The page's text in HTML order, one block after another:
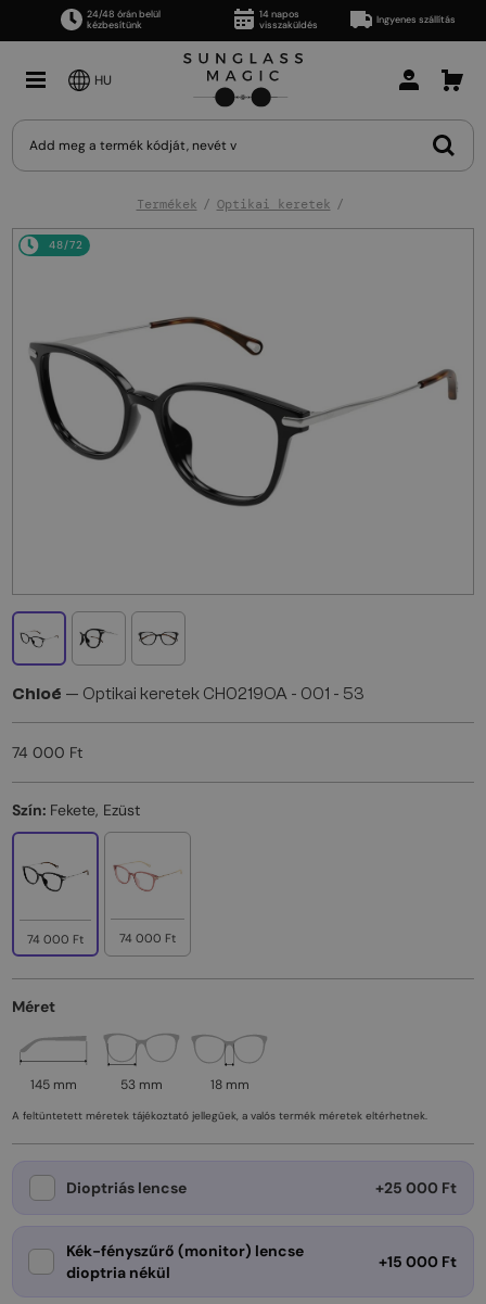
24/48 órán belül
kézbesítünk
14 napos
visszaküldés
Ingyenes szállítás
HU
Termékek Optikai keretek
48/72
Chloé — Optikai keretek CH0219OA - 001 - 53
74 000 Ft
Szín: Fekete, Ezüst
74 000 Ft 74 000 Ft
Méret
145 mm 53 mm 18 mm
A feltüntetett méretek tájékoztató jellegűek, a valós termék méretek eltérhetnek.
Dioptriás lencse +25 000 Ft
Kék-fényszűrő (monitor) lencse
dioptria nékül
+15 000 Ft